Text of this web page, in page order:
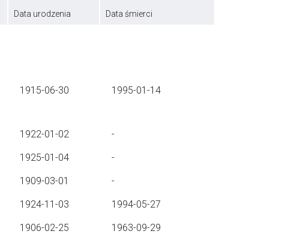
Data urodzenia Data śmierci
1915-06-30 1995-01-14
1922-01-02 -
1925-01-04 -
1909-03-01 -
1924-11-03 1994-05-27
1906-02-25 1963-09-29